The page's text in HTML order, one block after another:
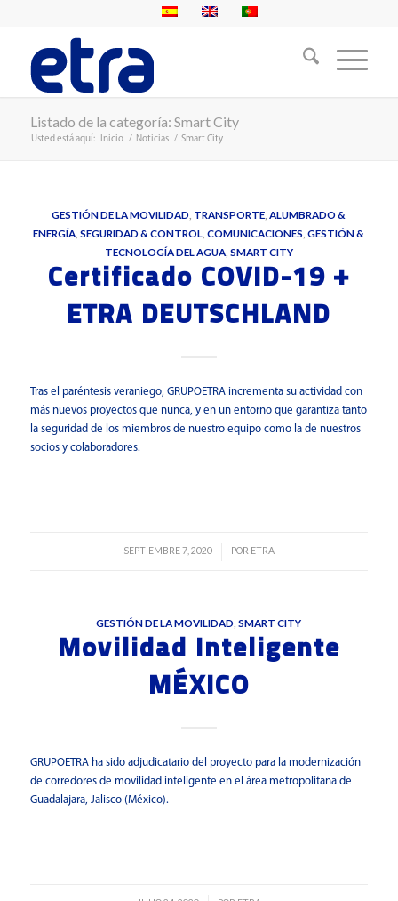
Listado de la categoría: Smart City
Usted está aquí: Inicio / Noticias / Smart City
GESTIÓN DE LA MOVILIDAD TRANSPORTE ,ALUMBRADO &
ENERGÍA ,SEGURIDAD & CONTROL ,COMUNICACIONES ,GESTIÓN &
TECNOLOGÍA DEL AGUA, SMART CITY
Certificado COVID-19 +
ETRA DEUTSCHLAND
Tras el paréntesis veraniego, GRUPOETRA incrementa su actividad con
más nuevos proyectos que nunca, y en un entorno que garantiza tanto
la seguridad de los miembros de nuestro equipo como la de nuestros
socios y colaboradores.
SEPTIEMBRE 7, 2020
/ POR ETRA
GESTIÓN DE LA MOVILIDAD ,SMART CITY
Movilidad Inteligente
MÉXICO
GRUPOETRA ha sido adjudicatario del proyecto para la modernización
de corredores de movilidad inteligente en el área metropolitana de
Guadalajara, Jalisco (México).